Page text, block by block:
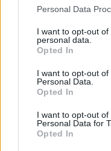
Personal Data
I want to opt-out
personal data.
Opted In
I want to opt-out
Personal Data.
Opted In
I want to opt-out
Personal Data for
Opted In
Galériában (1053
info@valient.hu